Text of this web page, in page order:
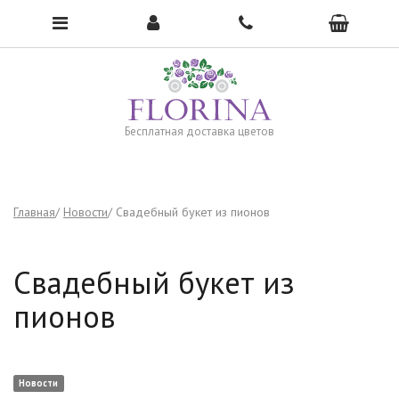
Бесплатная доставка цветов
Чтобы открыть меню, нажмите сюда →
Главная Новости Свадебный букет из пионов
Свадебный букет из
пионов
Новости